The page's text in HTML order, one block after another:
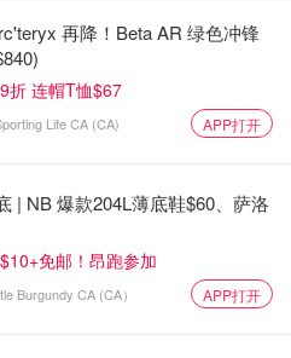
的人征收1%的财富税，对超
富税，每年可以为国家增加超
比财富税更容易管理，但政府
是巨大的，而且只针对极少
税收改革的重大举措，在面临
再降！Beta AR 绿色冲锋
折 连帽T恤$67
Life CA (CA) APP打开
| NB 爆款204L薄底鞋$60、萨洛
免邮！昂跑参加
Burgundy CA (CA） APP打开